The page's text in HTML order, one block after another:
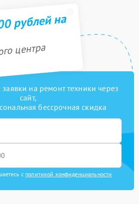
рублей на
центра
на ремонт техники через
сайт,
бессрочная скидка
с политикой конфиденциальности